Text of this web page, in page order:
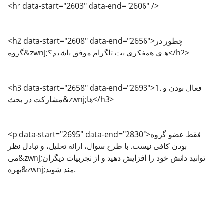
<hr data-start="2603" data-end="2606" />
<h2 data-start="2608" data-end="2656">چطور در
گروه&zwnj;های همفکری بت تلگرام موفق باشیم؟</h2>
<h3 data-start="2658" data-end="2693">1. فعال بودن و
مشارکت در بحث&zwnj;ها</h3>
<p data-start="2695" data-end="2830">فقط عضو گروه
بودن کافی نیست. با طرح سوال، ارائه تحلیل، و تبادل نظر
می&zwnj;توانید دانش خود را افزایش دهید و از تجربیات دیگران
بهره&zwnj;مند شوید.